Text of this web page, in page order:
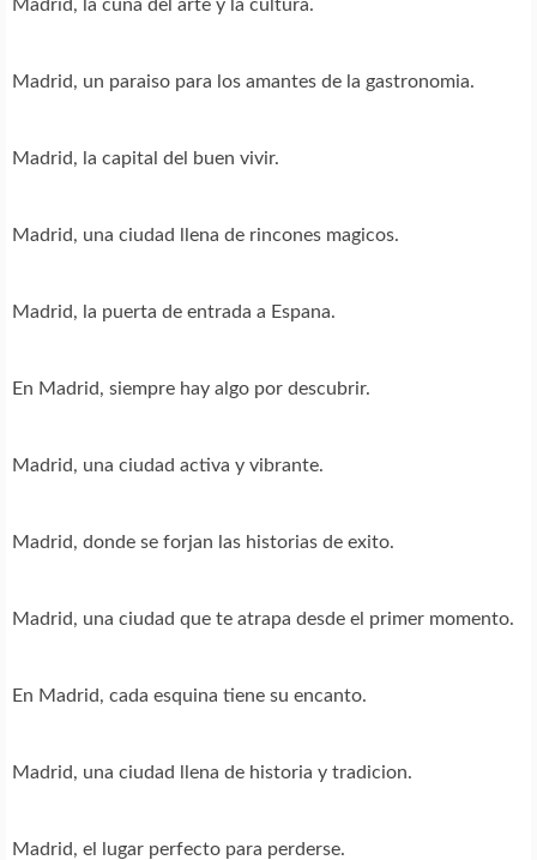
Madrid, la cuna del arte y la cultura.
Madrid, un paraiso para los amantes de la gastronomia.
Madrid, la capital del buen vivir.
Madrid, una ciudad llena de rincones magicos.
Madrid, la puerta de entrada a Espana.
En Madrid, siempre hay algo por descubrir.
Madrid, una ciudad activa y vibrante.
Madrid, donde se forjan las historias de exito.
Madrid, una ciudad que te atrapa desde el primer momento.
En Madrid, cada esquina tiene su encanto.
Madrid, una ciudad llena de historia y tradicion.
Madrid, el lugar perfecto para perderse.